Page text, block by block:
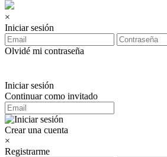
×
Iniciar sesión
Olvidé mi contraseña
Iniciar sesión
Continuar como invitado
Crear una cuenta
×
Registrarme